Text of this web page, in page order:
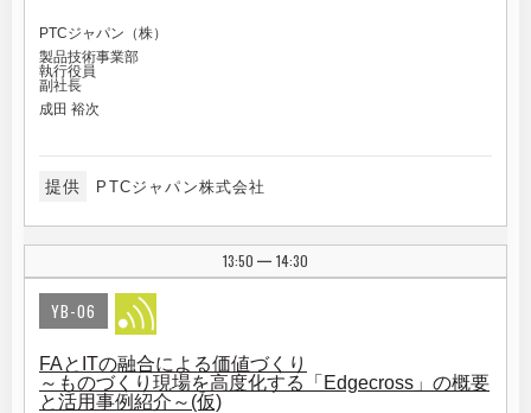
PTCジャパン（株）
製品技術事業部
執行役員
副社長
成田 裕次
提供 PTCジャパン株式会社
13:50 | 14:30
YB-06
FAとITの融合による価値づくり
～ものづくり現場を高度化する「Edgecross」の概要
と活用事例紹介～(仮)